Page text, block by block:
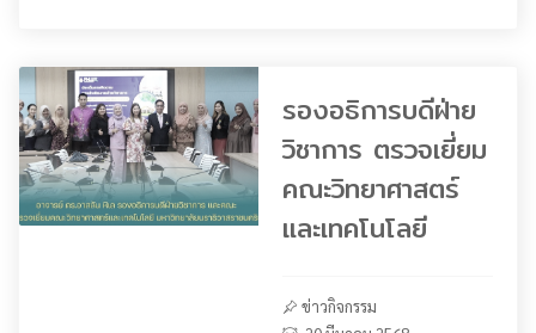
รองอธิการบดีฝ่าย
วิชาการ ตรวจเยี่ยม
คณะวิทยาศาสตร์
และเทคโนโลยี
ข่าวกิจกรรม